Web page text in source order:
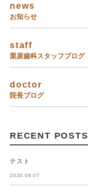
news
お知らせ
staff
栗原歯科スタッフブログ
doctor
院長ブログ
RECENT POSTS
テスト
2020.08.07